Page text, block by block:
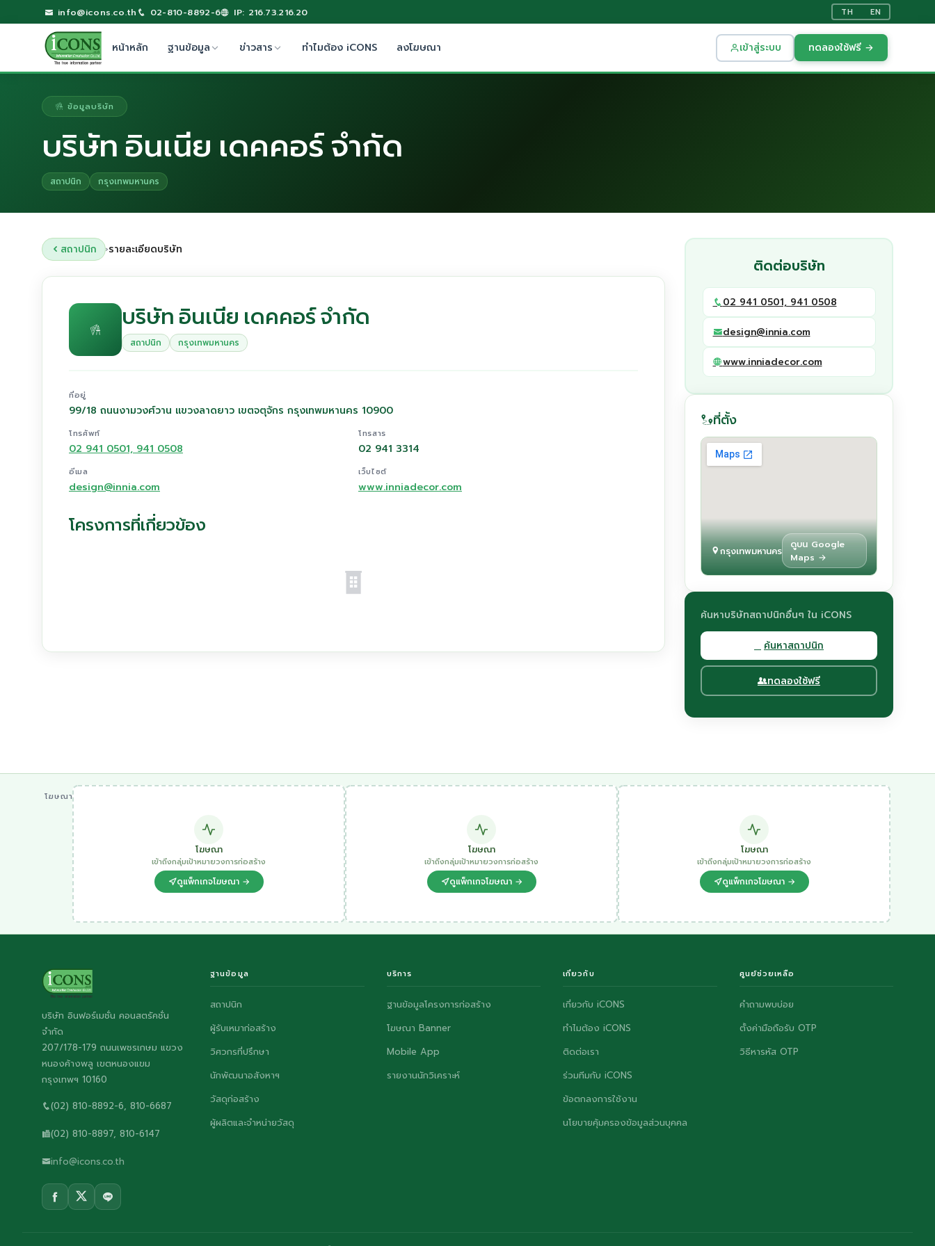
info@icons.co.th 02-810-8892-6 IP: 216.73.216.20 TH EN
หน้าหลัก ฐานข้อมูล ข่าวสาร ทำไมต้อง iCONS ลงโฆษณา เข้าสู่ระบบ ทดลองใช้ฟรี →
ข้อมูลบริษัท
บริษัท อินเนีย เดคคอร์ จำกัด
สถาปนิก กรุงเทพมหานคร
สถาปนิก ›รายละเอียดบริษัท
บริษัท อินเนีย เดคคอร์ จำกัด
สถาปนิก กรุงเทพมหานคร
ที่อยู่
99/18 ถนนงามวงศ์วาน แขวงลาดยาว เขตจตุจักร กรุงเทพมหานคร 10900
โทรศัพท์
02 941 0501, 941 0508
โทรสาร
02 941 3314
อีเมล
design@innia.com
เว็บไซต์
www.inniadecor.com
โครงการที่เกี่ยวข้อง
ติดต่อบริษัท
02 941 0501, 941 0508
design@innia.com
www.inniadecor.com
ที่ตั้ง
กรุงเทพมหานคร
ดูบน Google
Maps →
ค้นหาบริษัทสถาปนิกอื่นๆ ใน iCONS
ค้นหาสถาปนิก
ทดลองใช้ฟรี
โฆษณา
โฆษณา
เข้าถึงกลุ่มเป้าหมายวงการก่อสร้าง
ดูแพ็กเกจโฆษณา →
โฆษณา
เข้าถึงกลุ่มเป้าหมายวงการก่อสร้าง
ดูแพ็กเกจโฆษณา →
โฆษณา
เข้าถึงกลุ่มเป้าหมายวงการก่อสร้าง
ดูแพ็กเกจโฆษณา →
บริษัท อินฟอร์เมชั่น คอนสตรัคชั่น
จำกัด
207/178-179 ถนนเพชรเกษม แขวง
หนองค้างพลู เขตหนองแขม
กรุงเทพฯ 10160
(02) 810-8892-6, 810-6687
(02) 810-8897, 810-6147
info@icons.co.th
ฐานข้อมูล
สถาปนิก
ผู้รับเหมาก่อสร้าง
วิศวกรที่ปรึกษา
นักพัฒนาอสังหาฯ
วัสดุก่อสร้าง
ผู้ผลิตและจำหน่ายวัสดุ
บริการ
ฐานข้อมูลโครงการก่อสร้าง
โฆษณา Banner
Mobile App
รายงานนักวิเคราะห์
เกี่ยวกับ
เกี่ยวกับ iCONS
ทำไมต้อง iCONS
ติดต่อเรา
ร่วมทีมกับ iCONS
ข้อตกลงการใช้งาน
นโยบายคุ้มครองข้อมูลส่วนบุคคล
ศูนย์ช่วยเหลือ
คำถามพบบ่อย
ตั้งค่ามือถือรับ OTP
วิธีหารหัส OTP